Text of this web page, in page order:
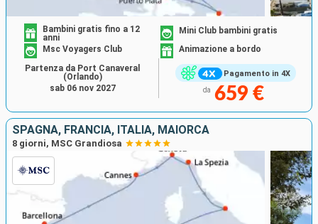
Pagamento in 4X
Bambini gratis fino a 12
anni
Mini Club bambini gratis
Msc Voyagers Club
Animazione a bordo
da 659 €
Partenza da Port Canaveral
(Orlando)
sab 06 nov 2027
SPAGNA, FRANCIA, ITALIA, MAIORCA
8 giorni, MSC Grandiosa